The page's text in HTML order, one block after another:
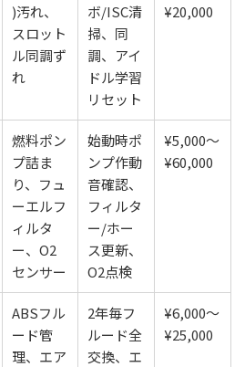
)汚れ、
スロット
ル同調ず
れ
ボ/ISC清
掃、同
調、アイ
ドル学習
リセット
¥20,000
燃料ポン
プ詰ま
り、フュ
ーエルフ
ィルタ
ー、O2
センサー
始動時ポ
ンプ作動
音確認、
フィルタ
ー/ホー
ス更新、
O2点検
¥5,000〜
¥60,000
ABSフル
ード管
理、エア
2年毎フ
ルード全
交換、エ
¥6,000〜
¥25,000